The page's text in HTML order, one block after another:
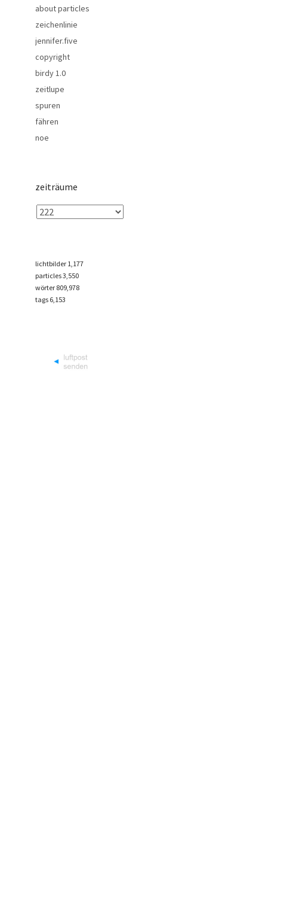
about particles
zeichenlinie
jennifer.five
copyright
birdy 1.0
zeitlupe
spuren
fähren
noe
zeiträume
lichtbilder 1,177
particles3,550
wörter 809,978
tags 6,153